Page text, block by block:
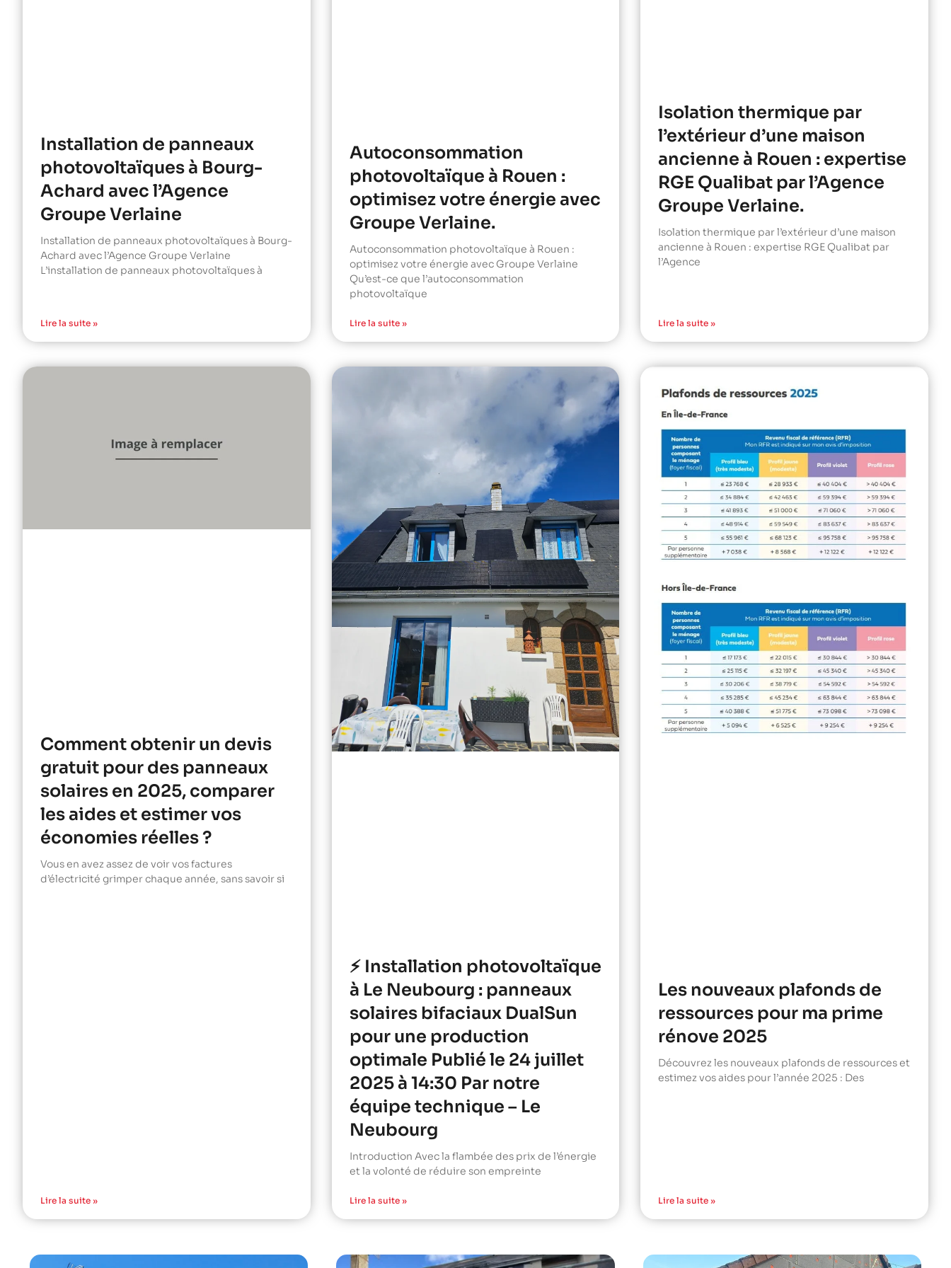
Installation de panneaux
photovoltaïques à Bourg-
Achard avec l’Agence
Groupe Verlaine
Installation de panneaux photovoltaïques à Bourg-
Achard avec l’Agence Groupe Verlaine
L’installation de panneaux photovoltaïques à
Lire la suite »
Autoconsommation
photovoltaïque à Rouen :
optimisez votre énergie avec
Groupe Verlaine.
Autoconsommation photovoltaïque à Rouen :
optimisez votre énergie avec Groupe Verlaine
Qu’est-ce que l’autoconsommation
photovoltaïque
Lire la suite »
Isolation thermique par
l’extérieur d’une maison
ancienne à Rouen : expertise
RGE Qualibat par l’Agence
Groupe Verlaine.
Isolation thermique par l’extérieur d’une maison
ancienne à Rouen : expertise RGE Qualibat par
l’Agence
Lire la suite »
Comment obtenir un devis
gratuit pour des panneaux
solaires en 2025, comparer
les aides et estimer vos
économies réelles ?
Vous en avez assez de voir vos factures
d’électricité grimper chaque année, sans savoir si
Lire la suite »
⚡ Installation photovoltaïque
à Le Neubourg : panneaux
solaires bifaciaux DualSun
pour une production
optimale Publié le 24 juillet
2025 à 14:30 Par notre
équipe technique – Le
Neubourg
Introduction Avec la flambée des prix de l’énergie
et la volonté de réduire son empreinte
Lire la suite »
Les nouveaux plafonds de
ressources pour ma prime
rénove 2025
Découvrez les nouveaux plafonds de ressources et
estimez vos aides pour l’année 2025 : Des
Lire la suite »